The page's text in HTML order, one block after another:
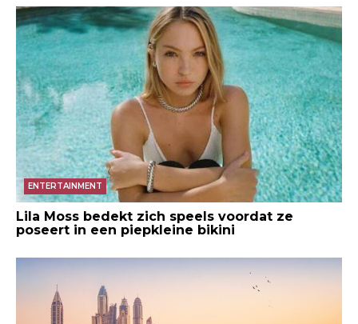
ENTERTAINMENT
Lila Moss bedekt zich speels voordat ze
poseert in een piepkleine bikini